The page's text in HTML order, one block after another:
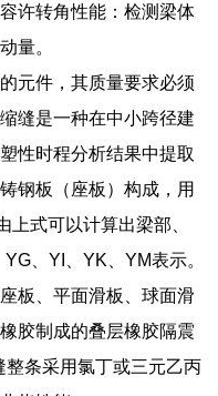
许转角性能：检测梁体
量。
元件，其质量要求必须
缝是一种在中小跨径建
性时程分析结果中提取
钢板（座板）构成，用
式可以计算出梁部、
、YI、YK、YM表示。
板、平面滑板、球面滑
胶制成的叠层橡胶隔震
条采用氯丁或三元乙丙